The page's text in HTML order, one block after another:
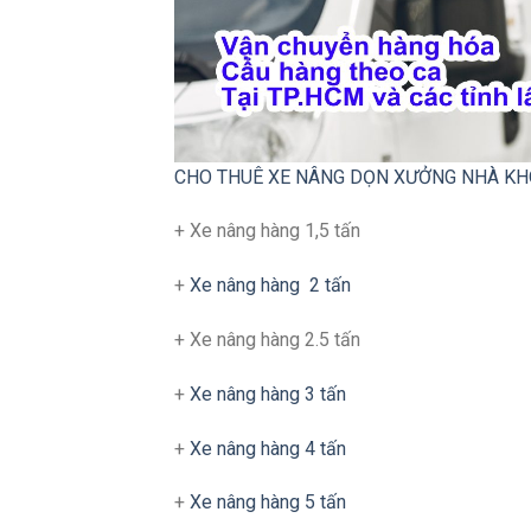
CHO THUÊ XE NÂNG DỌN XƯỞNG NHÀ
+ Xe nâng hàng 1,5 tấn
+ Xe nâng hàng 2 tấn
+ Xe nâng hàng 2.5 tấn
+ Xe nâng hàng 3 tấn
+ Xe nâng hàng 4 tấn
+ Xe nâng hàng 5 tấn